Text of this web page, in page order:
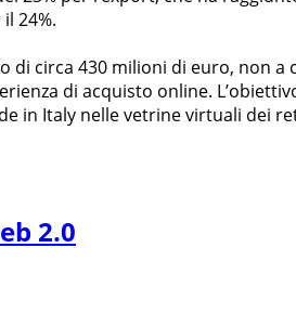
24%.
circa 430 milioni di euro, non a
di acquisto online.
in Italy nelle vetrine virtuali dei
2.0